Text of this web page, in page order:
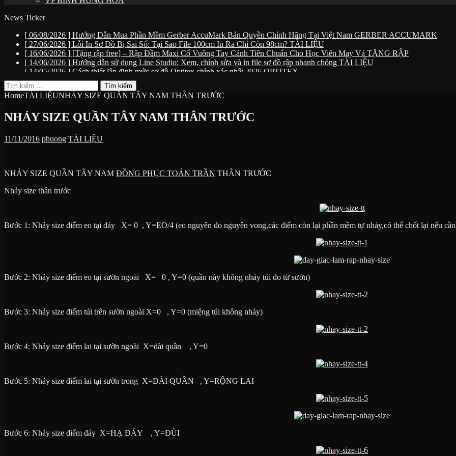
News Ticker
[ 06/08/2026 ] Hướng Dẫn Mua Phần Mềm Gerber AccuMark Bản Quyền Chính Hãng Tại Việt Nam GERBER ACCUMARK
[ 27/06/2026 ] Lỗi In Sơ Đồ Bị Sai Số: Tại Sao File 100cm In Ra Chỉ Còn 98cm? TÀI LIỆU
[ 16/06/2026 ] [Tặng rập free] – Rập Đầm Maxi Cổ Vuông Tay Cánh Tiên Chuẩn Cho Học Viên May Vá TẶNG RẬP
[ 14/06/2026 ] Hướng dẫn sử dụng Line Studio: Xem, chỉnh sửa và in file sơ đồ rập nhanh chóng TÀI LIỆU
[ 14/05/2026 ] Cách thiết lập định mức sơ đồ Optitex chính xác nhất 2026 OPTITEX
Tìm
kiếm
HomeTÀI LIỆUNHẢY SIZE QUẦN TÂY NAM THÂN TRƯỚC
NHẢY SIZE QUẦN TÂY NAM THÂN TRƯỚC
11/11/2016 phuong TÀI LIỆU
NHẢY SIZE QUẦN TÂY NAM ĐỒNG PHỤC TOÁN TRẦN THÂN TRƯỚC
Nhảy size thân trước
Bước 1: Nhảy size điểm eo tại đáy X= 0 , Y=EO/4 (eo nguyên đo nguyên vong,các điểm còn lại phần mềm tự nhảy,có thể chốt lại nếu
Bước 2: Nhảy size điểm eo tại sườn ngoài X= 0 , Y=0 (quần này không nhảy túi đo từ sườn)
Bước 3: Nhảy size điểm túi trên sườn ngoài X=0 , Y=0 (miệng túi không nhảy)
Bước 4: Nhảy size điểm lai tại sườn ngoài X=dài quần , Y=0
Bước 5: Nhảy size điểm lai tại sườn trong X=DÀI QUẦN , Y=RỘNG LAI
Bước 6: Nhảy size điểm đáy X=HẠ ĐÁY , Y=ĐÙI